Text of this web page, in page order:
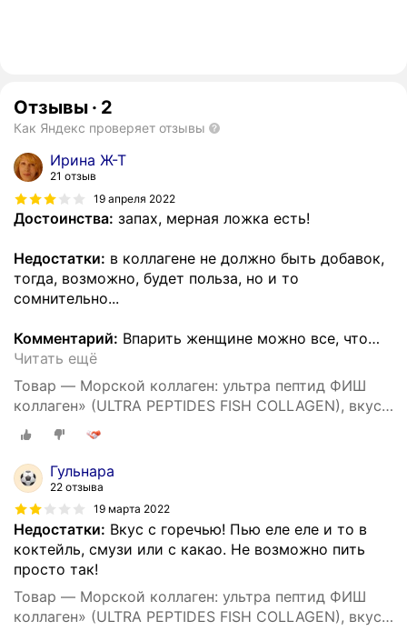
Отзывы · 2
Как Яндекс проверяет отзывы
Ирина Ж-Т
21 отзыв
19 апреля 2022
Достоинства: запах, мерная ложка есть!
Недостатки: в коллагене не должно быть добавок,
тогда, возможно, будет польза, но и то
сомнительно...
Комментарий: Впарить женщине можно все, что…
Читать ещё
Товар — Морской коллаген: ультра пептид ФИШ
коллаген» (ULTRA PEPTIDES FISH COLLAGEN), вкус
малина, пакет 200 гр
Гульнара
22 отзыва
19 марта 2022
Недостатки: Вкус с горечью! Пью еле еле и то в
коктейль, смузи или с какао. Не возможно пить
просто так!
Товар — Морской коллаген: ультра пептид ФИШ
коллаген» (ULTRA PEPTIDES FISH COLLAGEN), вкус